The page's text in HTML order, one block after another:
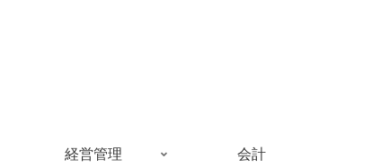
経営管理 会計